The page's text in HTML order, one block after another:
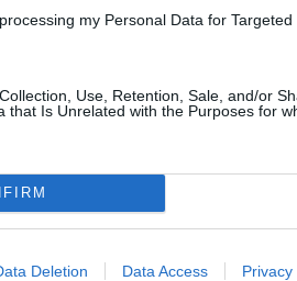
my Personal Data for Targeted
Use, Retention, Sale, and/or
that Is Unrelated with the Purposes for
Deletion Data Access Privacy
πρώτοι